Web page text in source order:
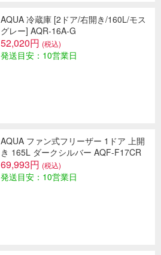
AQUA 冷蔵庫 [2ドア/右開き/160L/モス
グレー] AQR-16A-G
52,020円 (税込)
発送目安：10営業日
AQUA ファン式フリーザー 1ドア 上開
き 165L ダークシルバー AQF-F17CR
69,993円 (税込)
発送目安：10営業日